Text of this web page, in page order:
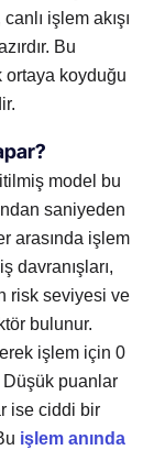
işlem akışı
Bu
ortaya koyduğu
model bu
saniyeden
arasında işlem
davranışları,
risk seviyesi ve
bulunur.
işlem için 0
Düşük puanlar
ise ciddi bir
işlem anında